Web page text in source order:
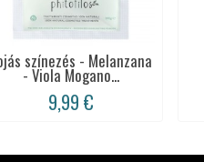
színezés - Melanzana
- Viola Mogano...
9,99 €